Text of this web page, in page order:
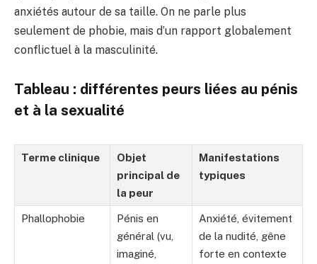
anxiétés autour de sa taille. On ne parle plus
seulement de phobie, mais d’un rapport globalement
conflictuel à la masculinité.
Tableau : différentes peurs liées au pénis
et à la sexualité
Terme clinique
Objet
principal de
la peur
Manifestations
typiques
Phallophobie
Pénis en
général (vu,
imaginé,
Anxiété, évitement
de la nudité, gêne
forte en contexte